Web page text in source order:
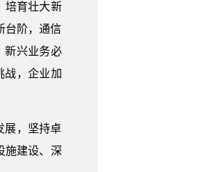
培育壮大新
台阶，通信
新兴业务必
战，企业加
展，坚持卓
施建设、深